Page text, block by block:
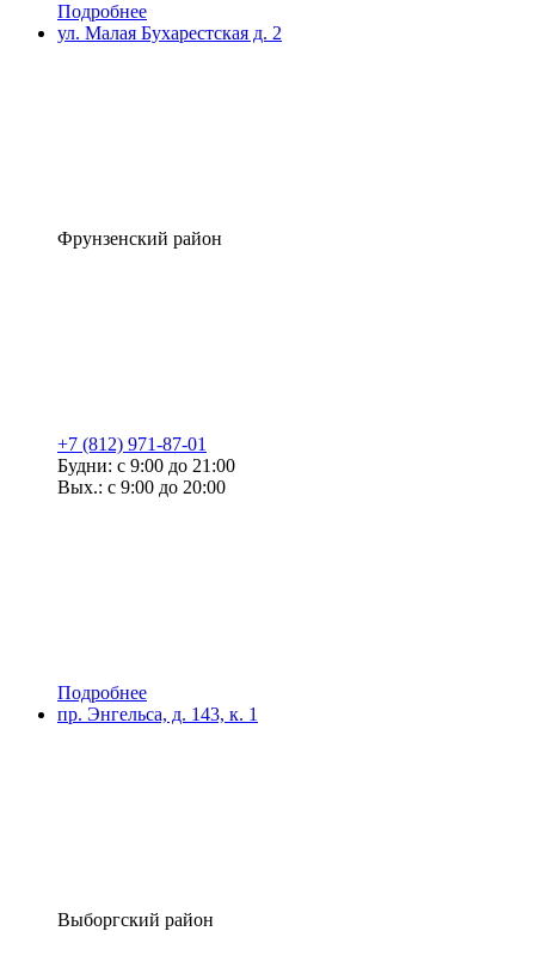
Подробнее
ул. Малая Бухарестская д. 2
Фрунзенский район
+7 (812) 971-87-01
Будни: с 9:00 до 21:00
Вых.: с 9:00 до 20:00
Подробнее
пр. Энгельса, д. 143, к. 1
Выборгский район